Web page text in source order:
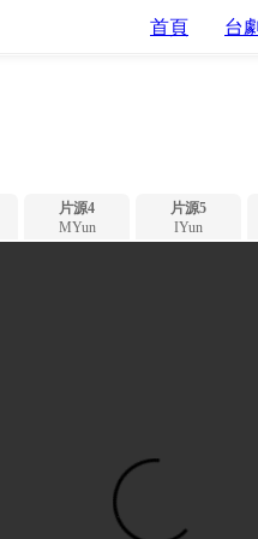
首頁 台劇
片源4
MYun
片源5
IYun